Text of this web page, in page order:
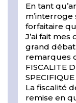
En tant
forfaitaire
J’ai fait
grand
remarques
FISCALITE
SPECIFIQUE
La fiscalité
remise en